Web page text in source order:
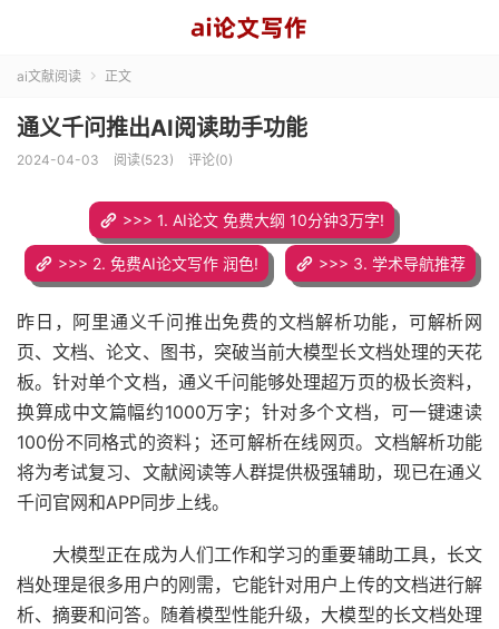
ai文献阅读  正文
通义千问推出AI阅读助手功能
2024-04-03 阅读(523) 评论(0)
>>> 1. AI论文 免费大纲 10分钟3万字!
>>> 2. 免费AI论文写作 润色! >>> 3. 学术导航推荐
昨日，阿里通义千问推出免费的文档解析功能，可解析网
页、文档、论文、图书，突破当前大模型长文档处理的天花
板。针对单个文档，通义千问能够处理超万页的极长资料，
换算成中文篇幅约1000万字；针对多个文档，可一键速读
100份不同格式的资料；还可解析在线网页。文档解析功能
将为考试复习、文献阅读等人群提供极强辅助，现已在通义
千问官网和APP同步上线。
大模型正在成为人们工作和学习的重要辅助工具，长文
档处理是很多用户的刚需，它能针对用户上传的文档进行解
析、摘要和问答。随着模型性能升级，大模型的长文档处理